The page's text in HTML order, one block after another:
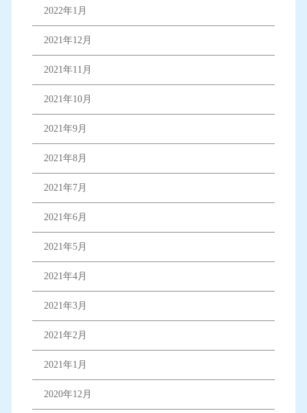
2022年1月
2021年12月
2021年11月
2021年10月
2021年9月
2021年8月
2021年7月
2021年6月
2021年5月
2021年4月
2021年3月
2021年2月
2021年1月
2020年12月